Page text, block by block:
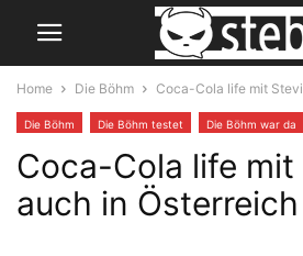
Home Die Böhm Coca-Cola life mit
Die Böhm Die Böhm testet Die Böhm war da
Coca-Cola life mit
auch in Österreich